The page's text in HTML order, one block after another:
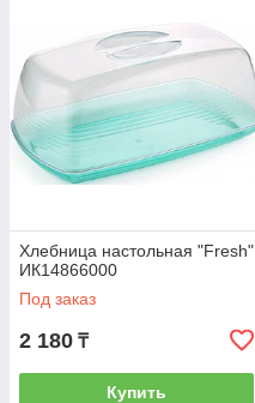
Хлебница настольная "Fresh"
ИК14866000
Под заказ
2 180 ₸
Купить